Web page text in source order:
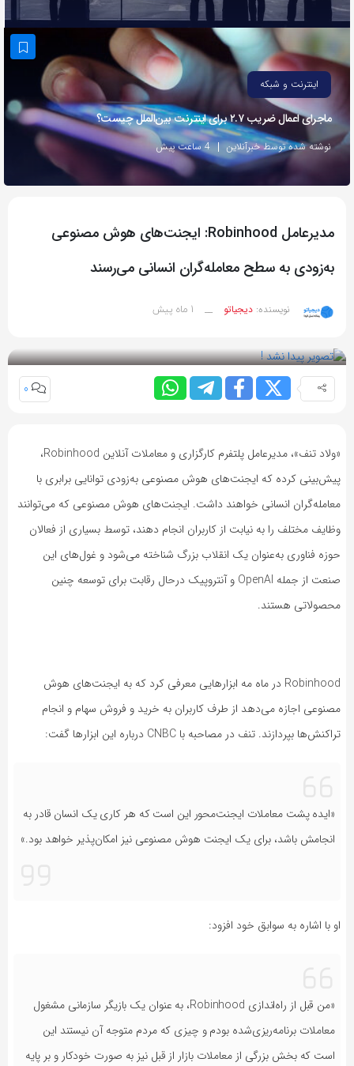
به
اشتراک
بگذارید.
کپی
لینک
اینترنت و شبکه
ماجرای اعمال ضریب ۲.۷ برای اینترنت بین‌الملل چیست؟
نوشته شده توسط خبرآنلاین 4 ساعت پیش
مدیرعامل Robinhood: ایجنت‌های هوش مصنوعی
به‌زودی به سطح معامله‌گران انسانی می‌رسند
نویسنده: دیجیاتو __ 1 ماه پیش
0
«ولاد تنف»، مدیرعامل پلتفرم کارگزاری و معاملات آنلاین Robinhood،
پیش‌بینی کرده که ایجنت‌های هوش مصنوعی به‌زودی توانایی برابری با
معامله‌گران انسانی خواهند داشت. ایجنت‌های هوش مصنوعی که می‌توانند
وظایف مختلف را به نیابت از کاربران انجام دهند، توسط بسیاری از فعالان
حوزه فناوری به‌عنوان یک انقلاب بزرگ شناخته می‌شود و غول‌های این
صنعت از جمله OpenAI و آنتروپیک درحال رقابت برای توسعه چنین
محصولاتی هستند.
Robinhood در ماه مه ابزارهایی معرفی کرد که به ایجنت‌های هوش
مصنوعی اجازه می‌دهد از طرف کاربران به خرید و فروش سهام و انجام
تراکنش‌ها بپردازند. تنف در مصاحبه با CNBC درباره این ابزارها گفت:
«ایده پشت معاملات ایجنت‌محور این است که هر کاری یک انسان قادر به
انجامش باشد، برای یک ایجنت هوش مصنوعی نیز امکان‌پذیر خواهد بود.»
او با اشاره به سوابق خود افزود:
«من قبل از راه‌اندازی Robinhood، به عنوان یک بازیگر سازمانی مشغول
معاملات برنامه‌ریزی‌شده بودم و چیزی که مردم متوجه آن نیستند این
است که بخش بزرگی از معاملات بازار از قبل نیز به صورت خودکار و بر پایه